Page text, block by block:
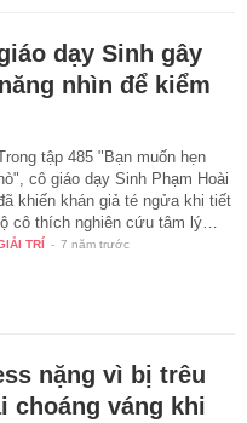
dạy Sinh gây
nhìn để kiểm
tập 485 "Bạn muốn hẹn
hò", cô giáo dạy Sinh Phạm Hoài
khiến khán giả té ngửa khi tiết
lộ cô thích nghiên cứu tâm lý…
TRÍ - 7 năm trước
nặng vì bị trêu
choáng váng khi